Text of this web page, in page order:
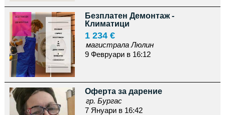
Безплатен Демонтаж -
Климатици
1 234 €
магистрала Люлин
9 Февруари в 16:12
Оферта за дарение
гр. Бургас
7 Януари в 16:42